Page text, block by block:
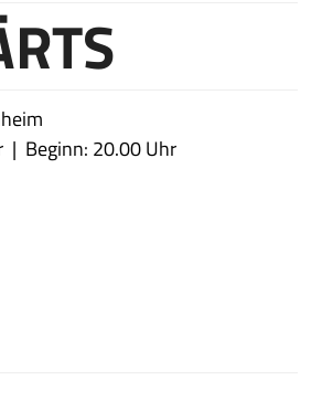
Beginn: 20.00 Uhr